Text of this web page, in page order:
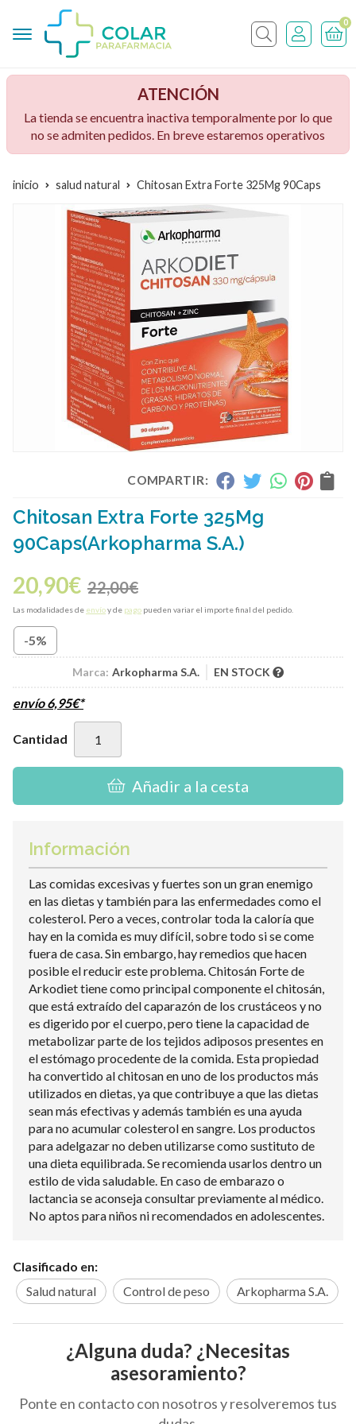
Buscar
0
ATENCIÓN
La tienda se encuentra inactiva temporalmente por lo que
no se admiten pedidos. En breve estaremos operativos
inicio salud natural Chitosan Extra Forte 325Mg 90Caps
COMPARTIR:
Chitosan Extra Forte 325Mg
90Caps(Arkopharma S.A.)
20,90€ 22,00€
Las modalidades de envíoy de pago pueden variar el importe final del pedido.
-5%
Marca: Arkopharma S.A. EN STOCK
envío6,95€*
Cantidad
Añadir a la cesta
Información
Las comidas excesivas y fuertes son un gran enemigo
en las dietas y también para las enfermedades como el
colesterol. Pero a veces, controlar toda la caloría que
hay en la comida es muy difícil, sobre todo si se come
fuera de casa. Sin embargo, hay remedios que hacen
posible el reducir este problema. Chitosán Forte de
Arkodiet tiene como principal componente el chitosán,
que está extraído del caparazón de los crustáceos y no
es digerido por el cuerpo, pero tiene la capacidad de
metabolizar parte de los tejidos adiposos presentes en
el estómago procedente de la comida. Esta propiedad
ha convertido al chitosan en uno de los productos más
utilizados en dietas, ya que contribuye a que las dietas
sean más efectivas y además también es una ayuda
para no acumular colesterol en sangre. Los productos
para adelgazar no deben utilizarse como sustituto de
una dieta equilibrada. Se recomienda usarlos dentro un
estilo de vida saludable. En caso de embarazo o
lactancia se aconseja consultar previamente al médico.
No aptos para niños ni recomendados en adolescentes.
Clasificado en:
Salud natural
Control de peso Arkopharma S.A.
¿Alguna duda? ¿Necesitas
asesoramiento?
Ponte en contacto con nosotros y resolveremos tus